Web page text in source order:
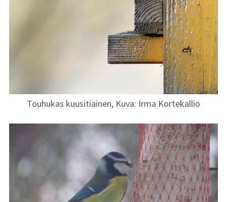
Touhukas kuusitiainen, Kuva: Irma Kortekallio